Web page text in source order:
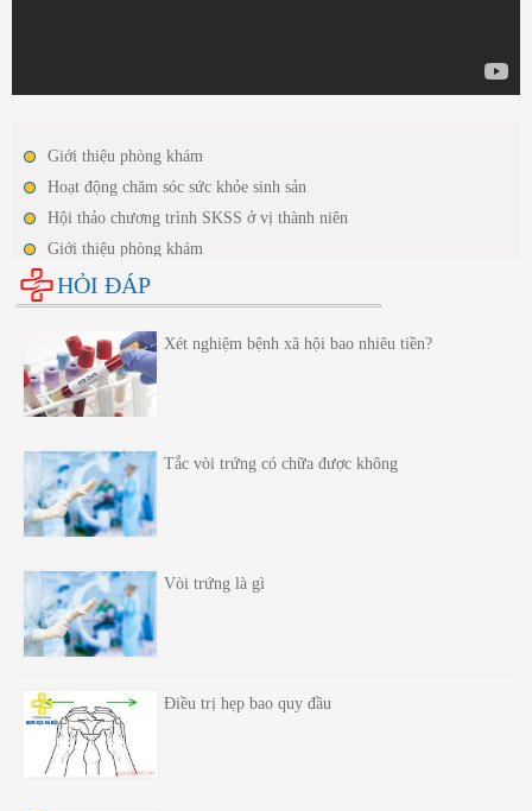
Giới thiệu phòng khám
Hoạt động chăm sóc sức khỏe sinh sản
Hội thảo chương trình SKSS ở vị thành niên
Giới thiệu phòng khám
Hoạt động chăm sóc sức khỏe sinh sản
Hội thảo chương trình SKSS ở vị thành niên
HỎI ĐÁP
Xét nghiệm bệnh xã hội bao nhiêu tiền?
Tắc vòi trứng có chữa được không
Vòi trứng là gì
Điều trị hẹp bao quy đầu